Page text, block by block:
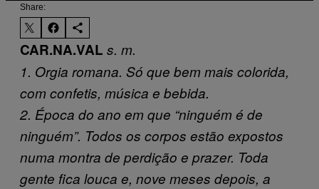
Share:
CAR.NA.VAL s. m.
1. Orgia romana. Só que bem mais colorida,
com confetis, música e bebida.
2. Época do ano em que “ninguém é de
ninguém”. Todos os corpos estão expostos
numa montra de perdição e prazer. Toda
gente fica louca e, nove meses depois, a